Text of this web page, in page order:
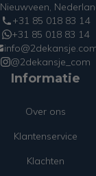
Nieuwveen,
+31 85 018 83 14
+31 85 018 83 14
@2dekansje_com
Informatie
Over ons
Klantenservice
Klachten